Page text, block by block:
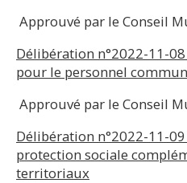
Approuvé par le Conseil
Délibération n°2022-11-08
pour le personnel
Approuvé par le Conseil
Délibération n°2022-11-09
protection sociale
territoriaux